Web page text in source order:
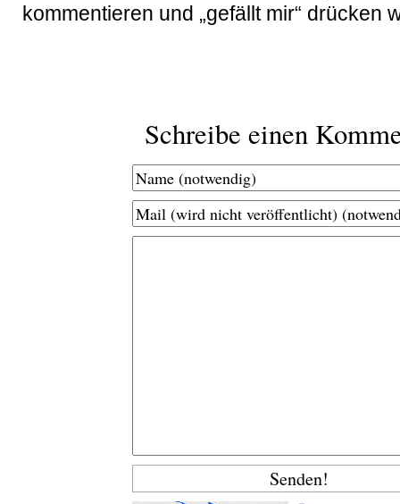
kommentieren und „gefällt mir“ drücken
Schreibe einen